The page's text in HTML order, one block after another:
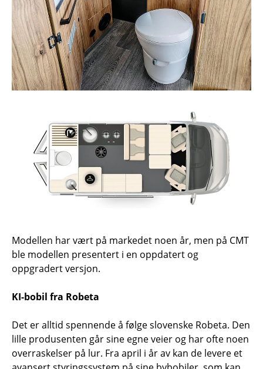
Modellen har vært på markedet noen år, men på CMT
ble modellen presentert i en oppdatert og
oppgradert versjon.
KI-bobil fra Robeta
Det er alltid spennende å følge slovenske Robeta. Den
lille produsenten går sine egne veier og har ofte noen
overraskelser på lur. Fra april i år av kan de levere et